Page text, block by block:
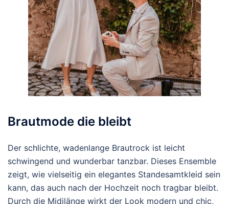
Brautmode die bleibt
Der schlichte, wadenlange Brautrock ist leicht
schwingend und wunderbar tanzbar. Dieses Ensemble
zeigt, wie vielseitig ein elegantes Standesamtkleid sein
kann, das auch nach der Hochzeit noch tragbar bleibt.
Durch die Midilänge wirkt der Look modern und chic,